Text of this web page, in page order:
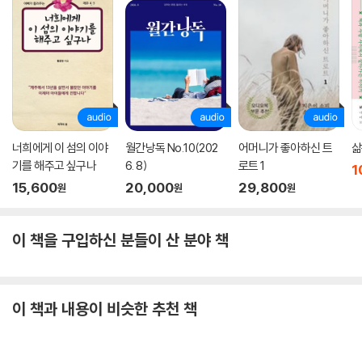
71. 논개의 애인이 되어서 그의 묘에
72. 알 수 없어요 해설
73. 알 수 없어요
75. 찬송
77. 달을 보며
78. 예술가
79. 우는때
80. 인과율
82. 꿈깨고서
83. 반비례
86. 비
너희에게 이 섬의 이야
기를 해주고 싶구나
15,600원
월간낭독 No.10(202
6. 8)
20,000원
어머니가 좋아하신 트
로트 1
29,800원
이 책을 구입하신 분들이 산 분야 책
이 책과 내용이 비슷한 추천 책